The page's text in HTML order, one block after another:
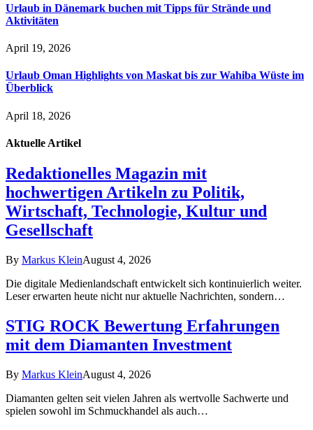
Urlaub in Dänemark buchen mit Tipps für Strände und
Aktivitäten
April 19, 2026
Urlaub Oman Highlights von Maskat bis zur Wahiba Wüste im
Überblick
April 18, 2026
Aktuelle Artikel
Redaktionelles Magazin mit
hochwertigen Artikeln zu Politik,
Wirtschaft, Technologie, Kultur und
Gesellschaft
By Markus KleinAugust 4, 2026
Die digitale Medienlandschaft entwickelt sich kontinuierlich weiter.
Leser erwarten heute nicht nur aktuelle Nachrichten, sondern…
STIG ROCK Bewertung Erfahrungen
mit dem Diamanten Investment
By Markus KleinAugust 4, 2026
Diamanten gelten seit vielen Jahren als wertvolle Sachwerte und
spielen sowohl im Schmuckhandel als auch…